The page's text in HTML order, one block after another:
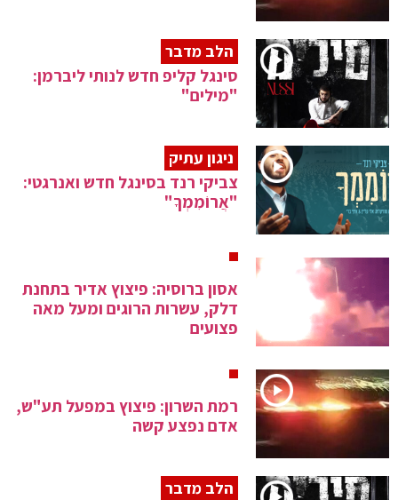
הלב מדבר
סינגל קליפ חדש לנותי ליברמן:
"מילים"
ניגון עתיק
צביקי רנד בסינגל חדש ואנרגטי:
"אֲרוֹמִמְךָ"
אסון ברוסיה: פיצוץ אדיר בתחנת
דלק, עשרות הרוגים ומעל מאה
פצועים
רמת השרון: פיצוץ במפעל תע"ש,
אדם נפצע קשה
הלב מדבר